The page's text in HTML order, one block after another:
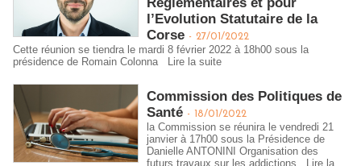
l’Evolution Statutaire de la
Corse - 27/01/2022
Cette réunion se tiendra le mardi 8 février 2022 à 18h00 sous la
présidence de Romain Colonna
Lire la suite
Commission des Politiques de
Santé - 18/01/2022
la Commission se réunira le vendredi 21
janvier à 17h00 sous la Présidence de
Danielle ANTONINI Organisation des
futurs travaux sur les addictions
Lire la